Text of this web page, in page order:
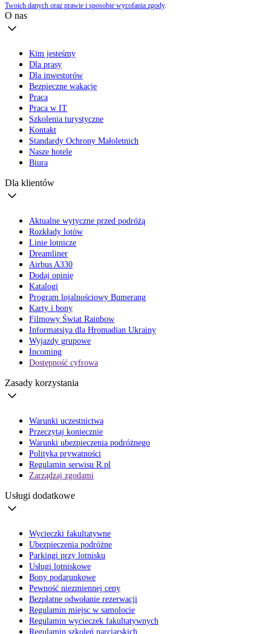
Twoich danych oraz prawie i sposobie wycofania zgody.
O nas
Kim jesteśmy
Dla prasy
Dla inwestorów
Bezpieczne wakacje
Praca
Praca w IT
Szkolenia turystyczne
Kontakt
Standardy Ochrony Małoletnich
Nasze hotele
Biura
Dla klientów
Aktualne wytyczne przed podróżą
Rozkłady lotów
Linie lotnicze
Dreamliner
Airbus A330
Dodaj opinię
Katalogi
Program lojalnościowy Bumerang
Karty i bony
Filmowy Świat Rainbow
Informatsiya dla Hromadian Ukrainy
Wyjazdy grupowe
Incoming
Dostępność cyfrowa
Zasady korzystania
Warunki uczestnictwa
Przeczytaj koniecznie
Warunki ubezpieczenia podróżnego
Polityka prywatności
Regulamin serwisu R.pl
Zarządzaj zgodami
Usługi dodatkowe
Wycieczki fakultatywne
Ubezpieczenia podróżne
Parkingi przy lotnisku
Usługi lotniskowe
Bony podarunkowe
Pewność niezmiennej ceny
Bezpłatne odwołanie rezerwacji
Regulamin miejsc w samolocie
Regulamin wycieczek fakultatywnych
Regulamin szkoleń narciarskich